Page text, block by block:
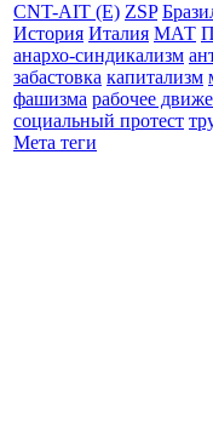
CNT-AIT (E) ZSP
История Италия МАТ
анархо-синдикализм
забастовка капитализм
фашизма рабочее
социальный протест
Мета теги